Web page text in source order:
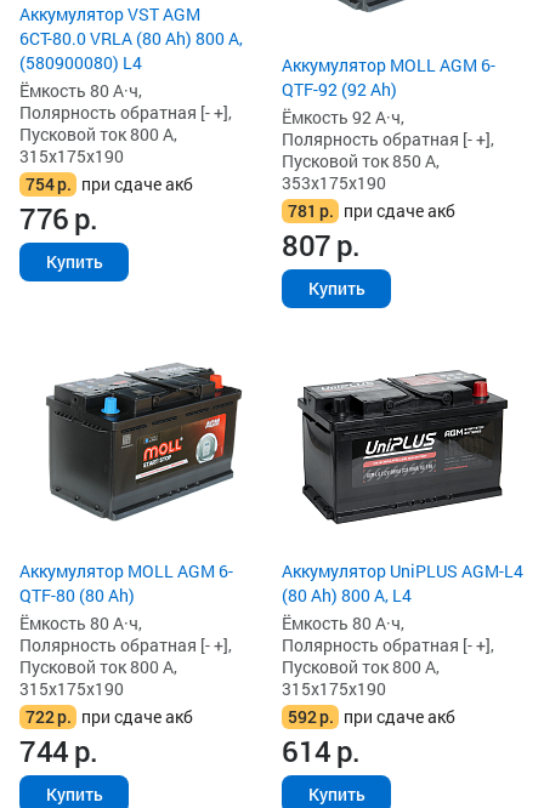
Аккумулятор VST AGM
6СТ-80.0 VRLA (80 Ah) 800 А,
(580900080) L4
Ёмкость 80 А·ч,
Полярность обратная [- +],
Пусковой ток 800 А,
315x175x190
754р. при сдаче акб
776р.
Купить
Аккумулятор MOLL AGM 6-
QTF-92 (92 Ah)
Ёмкость 92 А·ч,
Полярность обратная [- +],
Пусковой ток 850 А,
353x175x190
781 р. при сдаче акб
807р.
Купить
Аккумулятор MOLL AGM 6-
QTF-80 (80 Ah)
Ёмкость 80 А·ч,
Полярность обратная [- +],
Пусковой ток 800 А,
315x175x190
722р. при сдаче акб
744р.
Купить
Аккумулятор UniPLUS AGM-L4
(80 Ah) 800 А, L4
Ёмкость 80 А·ч,
Полярность обратная [- +],
Пусковой ток 800 А,
315x175x190
592р. при сдаче акб
614р.
Купить